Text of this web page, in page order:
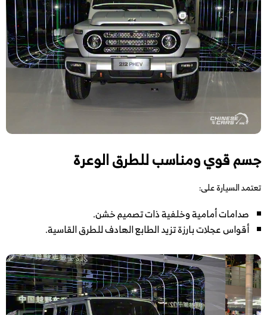
جسم قوي ومناسب للطرق الوعرة
تعتمد السيارة على:
صدامات أمامية وخلفية ذات تصميم خشن.
أقواس عجلات بارزة تزيد الطابع الهادف للطرق القاسية.